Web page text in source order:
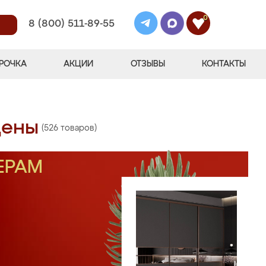
8 (800) 511-89-55
0
АКЦИИ ОТЗЫВЫ КОНТАКТЫ
(526 товаров)